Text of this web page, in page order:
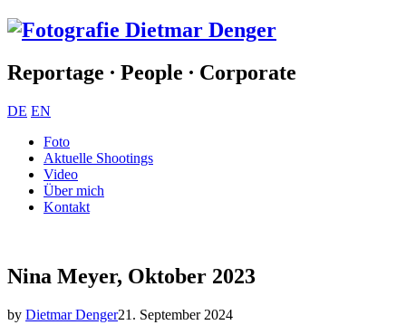
Reportage ∙ People ∙ Corporate
DE EN
Foto
Aktuelle Shootings
Video
Über mich
Kontakt
Nina Meyer, Oktober 2023
by Dietmar Denger21. September 2024